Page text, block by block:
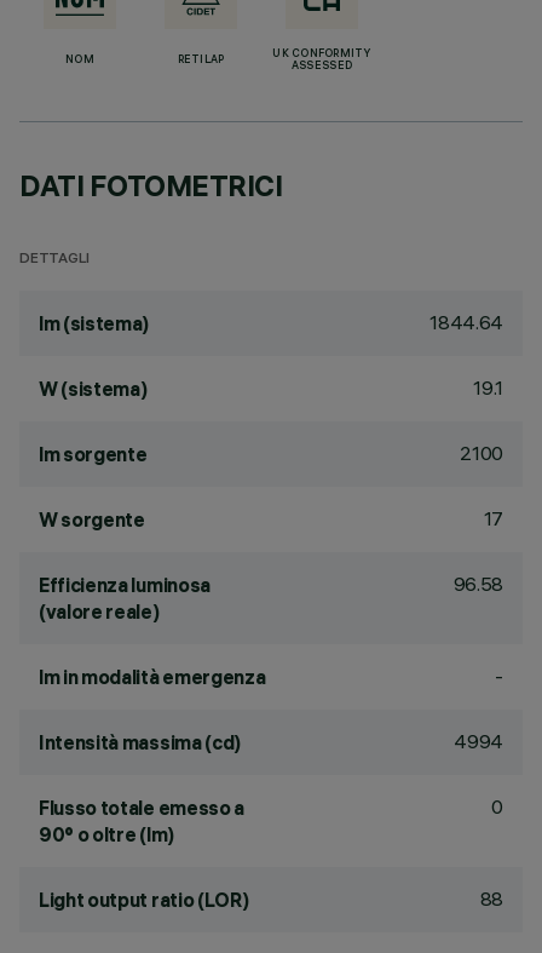
NOM RETILAP
UK CONFORMITY
ASSESSED
DATI FOTOMETRICI
DETTAGLI
lm (sistema) 1844.64
W (sistema) 19.1
lm sorgente 2100
W sorgente 17
Efficienza luminosa
(valore reale)
96.58
lm in modalità emergenza -
Intensità massima (cd) 4994
Flusso totale emesso a
90° o oltre (lm)
0
Light output ratio (LOR) 88